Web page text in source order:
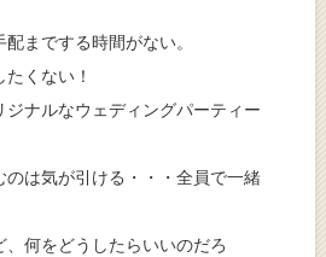
までする時間がない。
くない！
ナルなウェディングパーティー
は気が引ける・・・全員で一緒
何をどうしたらいいのだろ